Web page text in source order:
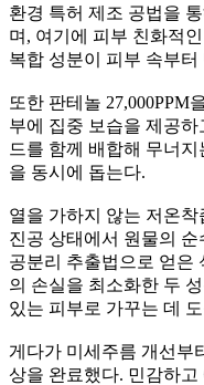
환경 특허 제조 공법을
며, 여기에 피부 친화적
복합 성분이 피부 속부
또한 판테놀 27,000PPM
부에 집중 보습을 제공하
드를 함께 배합해 무너
을 동시에 돕는다.
열을 가하지 않는 저온
진공 상태에서 원물의
공분리 추출법으로 얻은
의 손실을 최소화한 두
있는 피부로 가꾸는 데
게다가 미세주름 개선부
상을 완료했다. 민감하